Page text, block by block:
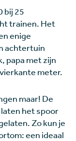
bij 25
trainen. Het
enige
achtertuin
papa met zijn
meter.
maar! De
het spoor
Zo kun je
een ideaal